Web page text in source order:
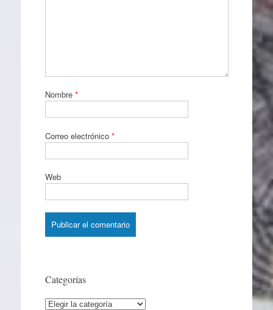
Nombre *
Correo electrónico *
Web
Categorías
Categorías